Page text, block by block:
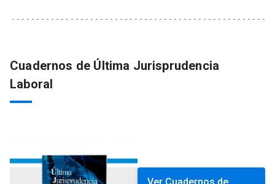
Cuadernos de Última Jurisprudencia
Laboral